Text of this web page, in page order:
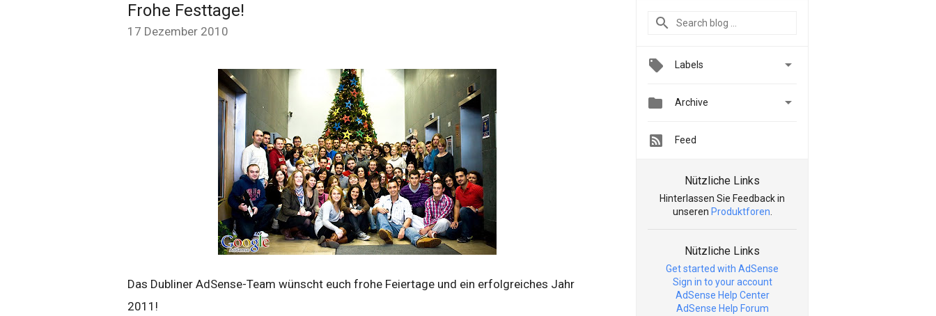
Frohe Festtage!
17 Dezember 2010
Das Dubliner AdSense-Team wünscht euch frohe Feiertage und ein erfolgreiches Jahr
2011!
Labels 
 Archive 
Feed
Nützliche Links
Hinterlassen Sie Feedback in
unseren Produktforen
Nützliche Links
Get started with AdSense
Sign in to your account
AdSense Help Center
AdSense Help Forum